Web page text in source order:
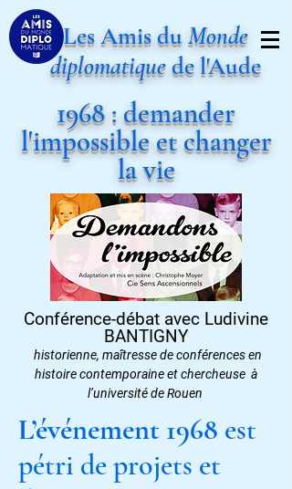
Les Amis duMonde
diplomatiquede l'Aude
1968 : demander
l'impossible et changer
la vie
Conférence-débat avec Ludivine
BANTIGNY
historienne, maîtresse de conférences en
histoire contemporaine et chercheuse à
l’université de Rouen
L’événement 1968 est
pétri de projets et